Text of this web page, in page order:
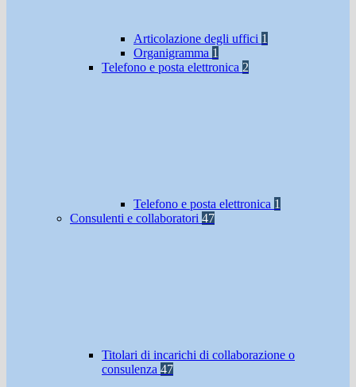
Articolazione degli uffici 1
Organigramma 1
Telefono e posta elettronica 2
Telefono e posta elettronica 1
Consulenti e collaboratori 47
Titolari di incarichi di collaborazione o
consulenza 47